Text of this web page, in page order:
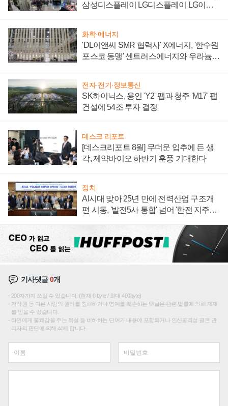
삼성디스플레이 LG디스플레이 LG이노
화학·에너지
'DL이앤씨 SMR 협력사' X에너지, '한수원
포스코 동맹' 센트러스에너지와 우라늄
전자·전기·정보통신
SK하이닉스, 용인 'Y2' 팹과 청주 'M17' 팹
건설에 54조 투자 결정
데스크 리포트
[데스크리포트 8월] 무더운 입추에 든 생
각, 제약바이오 하반기 훈풍 기대한다
정치
AI시대 맞아 25년 만에 전력산업 구조개
편 시동, '발전5사 통합' 넘어 '한전 지주사'
기사댓글0개
200자까지 쓰실 수 있습니다. (현재 0 byte / 최대 400byte)
저작권 등 다른 사람의 권리를 침해하거나 명예를 훼손하는 댓글은 관련 법률에 의해 제재
를 받을 수 있습니다.
타인에게 불쾌감을 주는 욕설 등 비하하는 단어가 내용에 포함되거나 인신공격성 글은 관
리자의 판단에 의해 삭제 합니다.